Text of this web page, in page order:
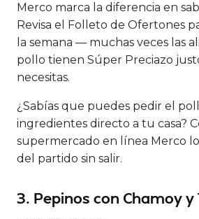
Merco marca la diferencia en
Revisa el Folleto de Ofertones
la semana — muchas veces las
pollo tienen Súper Preciazo
necesitas.
¿Sabías que puedes pedir el
ingredientes directo a tu casa?
supermercado en línea Merco
del partido sin salir.
3. Pepinos con Chamoy y